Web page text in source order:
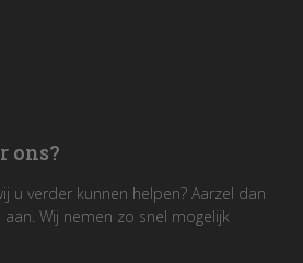
ons?
u verder kunnen helpen? Aarzel dan
Wij nemen zo snel mogelijk